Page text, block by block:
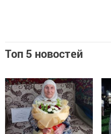
Топ 5 новостей